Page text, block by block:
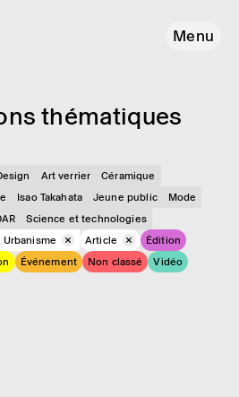
Menu
théma­tiques
Art verrier
Céramique
Isao Takahata Jeune public
Mode
Science et technologies
Urbanisme Article
Édition
Événement Non classé Vidéo